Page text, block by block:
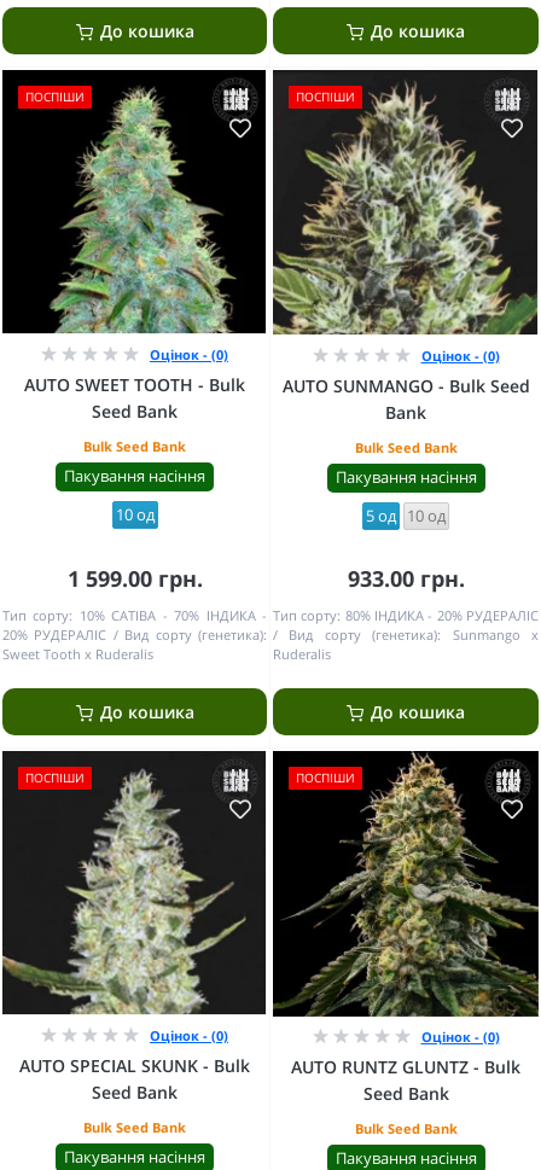
До кошика До кошика
ПОСПІШИ
Оцінок - (0)
AUTO SWEET TOOTH - Bulk
Seed Bank
Bulk Seed Bank
Пакування насіння
10 од
1 599.00 грн.
Тип сорту: 10% САТІВА - 70% ІНДИКА -
20% РУДЕРАЛІС
Вид сорту (генетика):
Sweet Tooth x Ruderalis
До кошика
ПОСПІШИ
Оцінок - (0)
AUTO SUNMANGO - Bulk Seed
Bank
Bulk Seed Bank
Пакування насіння
5 од 10 од
933.00 грн.
Тип сорту: 80% ІНДИКА - 20% РУДЕРАЛІС
Вид сорту (генетика):
Sunmango x
Ruderalis
До кошика
ПОСПІШИ
Оцінок - (0)
AUTO SPECIAL SKUNK - Bulk
Seed Bank
Bulk Seed Bank
Пакування насіння
ПОСПІШИ
Оцінок - (0)
AUTO RUNTZ GLUNTZ - Bulk
Seed Bank
Bulk Seed Bank
Пакування насіння